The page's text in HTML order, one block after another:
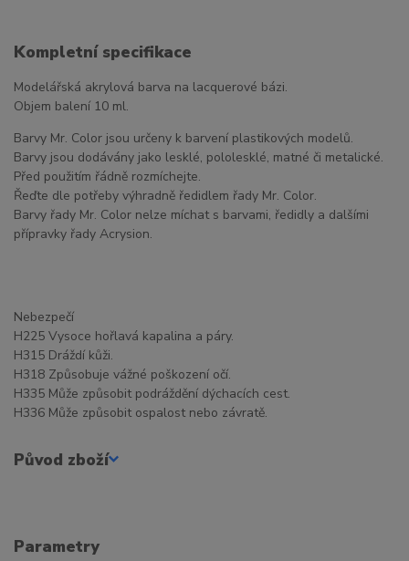
Kompletní specifikace
Modelářská akrylová barva na lacquerové bázi.
Objem balení 10 ml.
Barvy Mr. Color jsou určeny k barvení plastikových modelů.
Barvy jsou dodávány jako lesklé, pololesklé, matné či metalické.
Před použitím řádně rozmíchejte.
Řeďte dle potřeby výhradně ředidlem řady Mr. Color.
Barvy řady Mr. Color nelze míchat s barvami, ředidly a dalšími
přípravky řady Acrysion.
Nebezpečí
H225 Vysoce hořlavá kapalina a páry.
H315 Dráždí kůži.
H318 Způsobuje vážné poškození očí.
H335 Může způsobit podráždění dýchacích cest.
H336 Může způsobit ospalost nebo závratě.
Původ zboží
Parametry